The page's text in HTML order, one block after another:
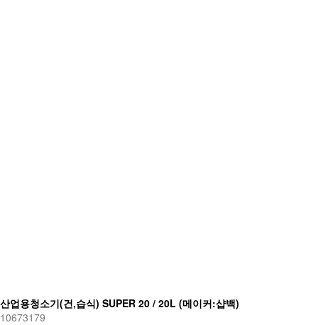
산업용청소기(건,습식) SUPER 20 / 20L (메이커:샵백)
10673179